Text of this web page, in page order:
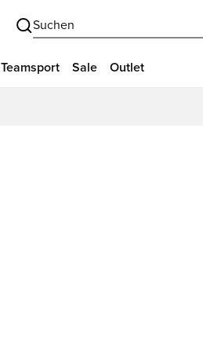
Suchen
Teamsport Sale Outlet